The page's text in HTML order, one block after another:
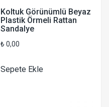
Koltuk Görünümlü Beyaz
Plastik Örmeli Rattan
Sandalye
₺ 0,00
Sepete Ekle